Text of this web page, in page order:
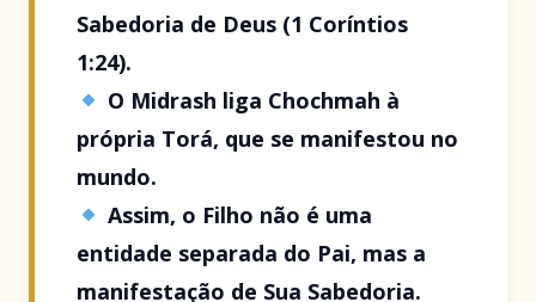
Sabedoria de Deus (1 Coríntios
1:24).
O Midrash liga Chochmah à
própria Torá, que se manifestou no
mundo.
Assim, o Filho não é uma
entidade separada do Pai, mas a
manifestação de Sua Sabedoria.